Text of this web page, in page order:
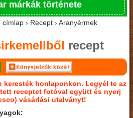
márkák története
› Recept › Aranyérmek
recept
keresték honlaponkon. Legyél te az
receptet fotóval együtt és nyerj
vásárlási utalványt!